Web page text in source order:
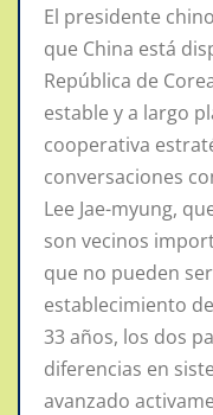
El presidente
que China está
República de
estable y a largo
cooperativa
conversaciones
Lee Jae-myung,
son vecinos
que no pueden
establecimiento
33 años, los dos
diferencias en
avanzado